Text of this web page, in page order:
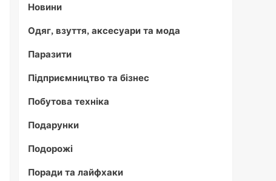
Новини
Одяг, взуття, аксесуари та мода
Паразити
Підприємництво та бізнес
Побутова техніка
Подарунки
Подорожі
Поради та лайфхаки